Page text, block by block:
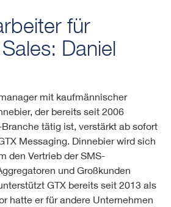
für
Daniel
mit kaufmännischer
der bereits seit 2006
tätig ist, verstärkt ab sofort
Messaging. Dinnebier wird sich
den Vertrieb der SMS-
und Großkunden
GTX bereits seit 2013 als
hatte er für andere Unternehmen